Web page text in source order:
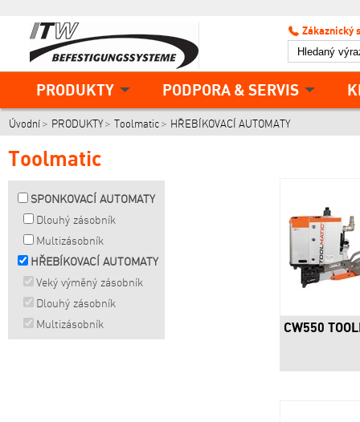
PRODUKTY PODPORA & SERVIS
Zákaznický
Úvodní PRODUKTY Toolmatic HŘEBÍKOVACÍ AUTOMATY
Toolmatic
SPONKOVACÍ AUTOMATY
Dlouhý zásobník
Multizásobník
HŘEBÍKOVACÍ AUTOMATY
Veký výměný zásobník
Dlouhý zásobník
Multizásobník
CW550